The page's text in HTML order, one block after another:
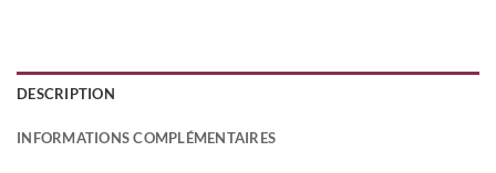
DESCRIPTION
INFORMATIONS COMPLÉMENTAIRES